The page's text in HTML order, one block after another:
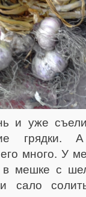
и уже
грядки.
много. У
в мешке с
сало